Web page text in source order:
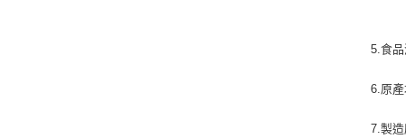
5.食
6.原
7.製